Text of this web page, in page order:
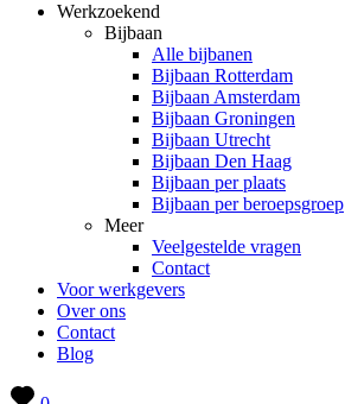
Werkzoekend
Bijbaan
Alle bijbanen
Bijbaan Rotterdam
Bijbaan Amsterdam
Bijbaan Groningen
Bijbaan Utrecht
Bijbaan Den Haag
Bijbaan per plaats
Bijbaan per beroepsgroep
Meer
Veelgestelde vragen
Contact
Voor werkgevers
Over ons
Contact
Blog